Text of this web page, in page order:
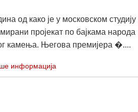
од како је у московском студију
пројекат по бајкама народа
камења. Његова премијера �....
информација